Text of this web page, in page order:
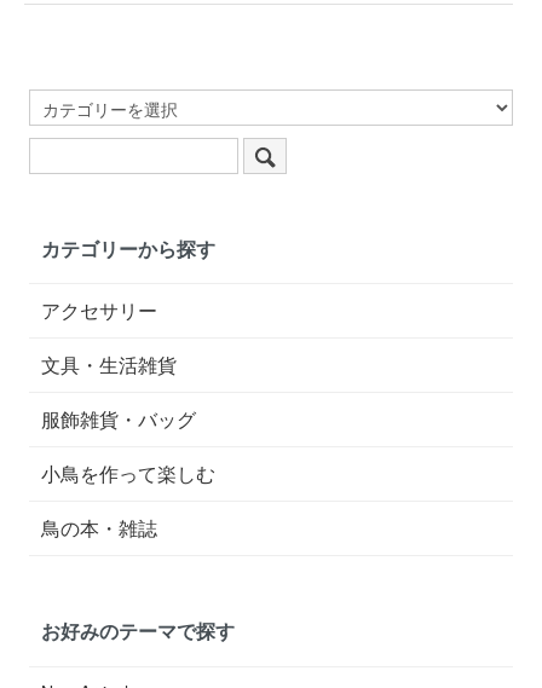
カテゴリーから探す
アクセサリー
文具・生活雑貨
服飾雑貨・バッグ
小鳥を作って楽しむ
鳥の本・雑誌
お好みのテーマで探す